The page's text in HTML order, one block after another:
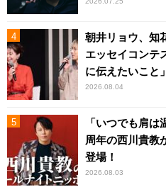
朝井リョウ、知
エッセイコンテ
に伝えたいこと」
2026.08.04
「いつでも肩
周年の西川貴教
登場！
2026.08.03